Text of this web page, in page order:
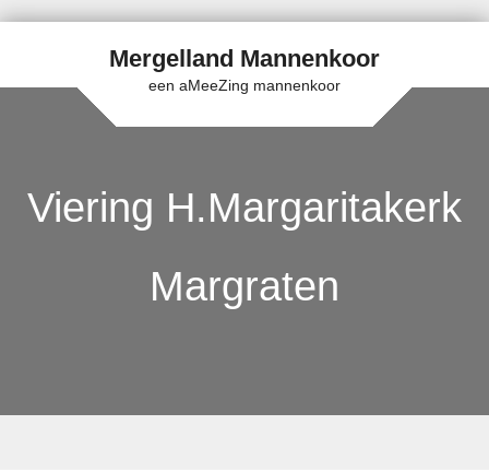
Mergelland Mannenkoor
een aMeeZing mannenkoor
Viering H.Margaritakerk
Margraten